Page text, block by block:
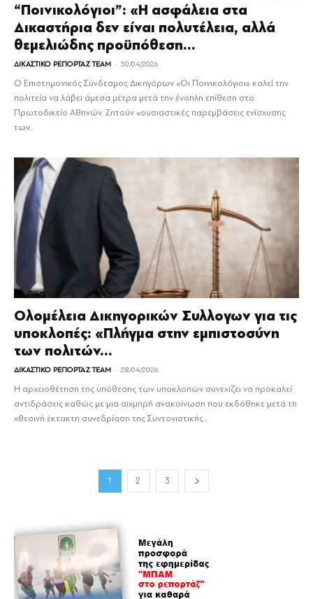
“Ποινικολόγιοι”: «Η ασφάλεια στα
Δικαστήρια δεν είναι πολυτέλεια, αλλά
θεμελιώδης προϋπόθεση...
ΔΙΚΑΣΤΙΚΟ ΡΕΠΟΡΤΑΖ TEAM - 30/04/2026
Ο Επιστημονικός Σύνδεσμος Δικηγόρων «Οι Ποινικολόγιοι» καλεί την
πολιτεία να λάβει άμεσα μέτρα μετά την ένοπλη επίθεση στο
Πρωτοδικείο Αθηνών. Ζητούν «ουσιαστικές παρεμβάσεις ενίσχυσης
των...
Ολομέλεια Δικηγορικών Συλλογων για τις
υποκλοπές: «Πλήγμα στην εμπιστοσύνη
των πολιτών...
ΔΙΚΑΣΤΙΚΟ ΡΕΠΟΡΤΑΖ TEAM - 28/04/2026
Η αρχειοθέτηση της υπόθεσης των υποκλοπών συνεχίζει να προκαλεί
αντιδράσεις καθώς με μια αιχμηρή ανακοίνωση που εκδόθηκε μετά τη
χθεσινή έκτακτη συνεδρίαση της Συντονιστικής...
1 2 3